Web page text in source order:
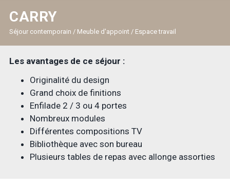
CARRY
Séjour contemporain / Meuble d'appoint / Espace travail
Les avantages de ce séjour :
Originalité du design
Grand choix de finitions
Enfilade 2 / 3 ou 4 portes
Nombreux modules
Différentes compositions TV
Bibliothèque avec son bureau
Plusieurs tables de repas avec allonge assorties